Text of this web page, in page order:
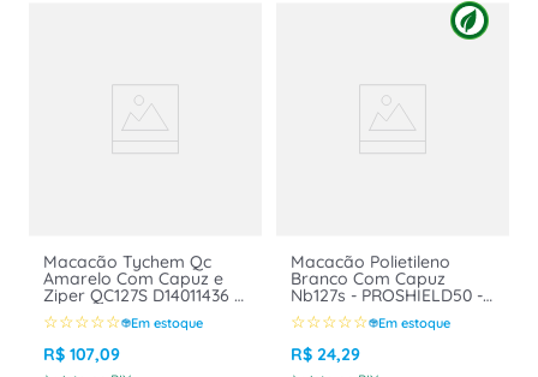
Macacão Tychem Qc
Amarelo Com Capuz e
Ziper QC127S D14011436 -
DUPONT Tam M
☆☆☆☆☆ Em estoque
R$ 107,09
Macacão Polietileno
Branco Com Capuz
Nb127s - PROSHIELD50 -
DUPONT Tam XXG
☆☆☆☆☆ Em estoque
R$ 24,29